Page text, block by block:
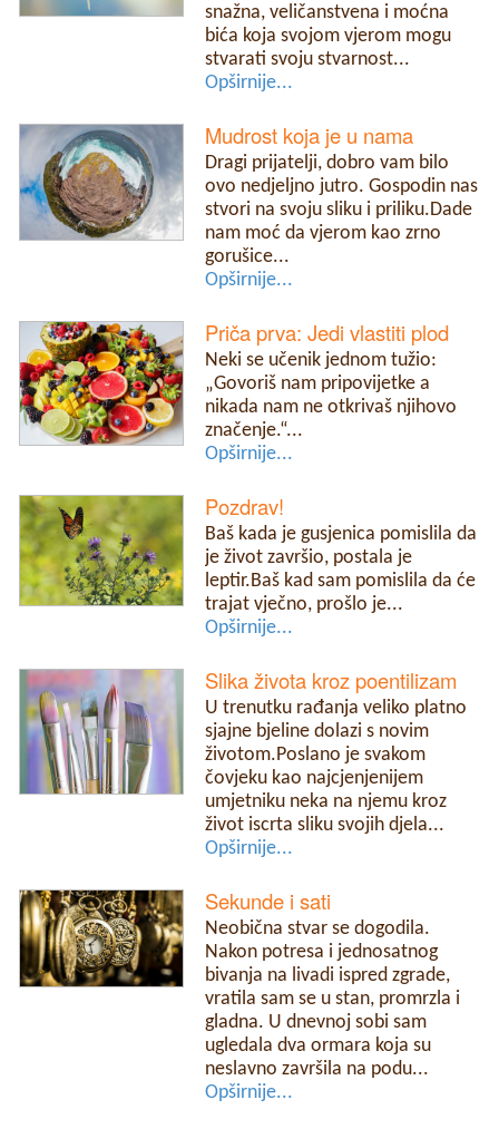
snažna, veličanstvena i moćna
bića koja svojom vjerom mogu
stvarati svoju stvarnost...
Opširnije...
Mudrost koja je u nama
Dragi prijatelji, dobro vam bilo
ovo nedjeljno jutro. Gospodin nas
stvori na svoju sliku i priliku.Dade
nam moć da vjerom kao zrno
gorušice...
Opširnije...
Priča prva: Jedi vlastiti plod
Neki se učenik jednom tužio:
„Govoriš nam pripovijetke a
nikada nam ne otkrivaš njihovo
značenje.“...
Opširnije...
Pozdrav!
Baš kada je gusjenica pomislila da
je život završio, postala je
leptir.Baš kad sam pomislila da će
trajat vječno, prošlo je...
Opširnije...
Slika života kroz poentilizam
U trenutku rađanja veliko platno
sjajne bjeline dolazi s novim
životom.Poslano je svakom
čovjeku kao najcjenjenijem
umjetniku neka na njemu kroz
život iscrta sliku svojih djela...
Opširnije...
Sekunde i sati
Neobična stvar se dogodila.
Nakon potresa i jednosatnog
bivanja na livadi ispred zgrade,
vratila sam se u stan, promrzla i
gladna. U dnevnoj sobi sam
ugledala dva ormara koja su
neslavno završila na podu...
Opširnije...